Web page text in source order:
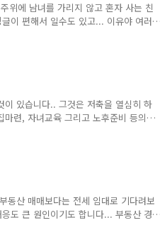
위에 남녀를 가리지 않고 혼자 사는 친
이 편해서 일수도 있고... 이유야 여러
사는 삶을 선택한 경우라고 볼 수 있
들... 화려한 싱글? 그러나 그만큼 부
이 있습니다.. 그것은 저축을 열심히 하
련, 자녀교육 그리고 노후준비 등의
그런데, 이전 세대에서만해도 저축을
아니라 자신의 자산과 소득수준에 맞
동산 매매보다는 전세 임대로 기다려보
도 큰 원인이기도 합니다... 부동산 경
출산, 저성장 등의 큰 흐름에는 누구
는 일부 세력이 있음에도 불구하고